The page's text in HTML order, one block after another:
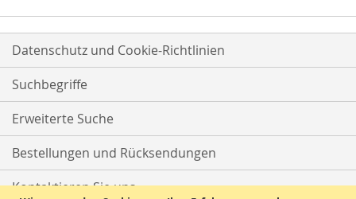
Datenschutz und Cookie-Richtlinien
Suchbegriffe
Erweiterte Suche
Bestellungen und Rücksendungen
Kontaktieren Sie uns